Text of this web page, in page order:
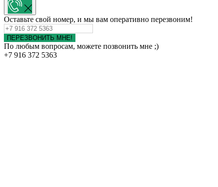
Оставьте свой номер, и мы вам оперативно перезвоним!
ПЕРЕЗВОНИТЬ МНЕ!
По любым вопросам, можете позвонить мне ;)
+7 916 372 5363